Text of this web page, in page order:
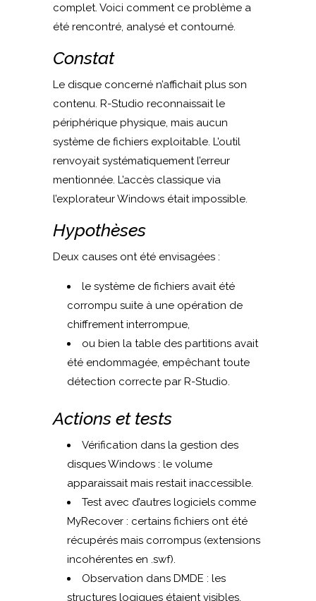
complet. Voici comment ce problème a
été rencontré, analysé et contourné.
Constat
Le disque concerné n’affichait plus son
contenu. R-Studio reconnaissait le
périphérique physique, mais aucun
système de fichiers exploitable. L’outil
renvoyait systématiquement l’erreur
mentionnée. L’accès classique via
l’explorateur Windows était impossible.
Hypothèses
Deux causes ont été envisagées :
le système de fichiers avait été
corrompu suite à une opération de
chiffrement interrompue,
ou bien la table des partitions avait
été endommagée, empêchant toute
détection correcte par R-Studio.
Actions et tests
Vérification dans la gestion des
disques Windows : le volume
apparaissait mais restait inaccessible.
Test avec d’autres logiciels comme
MyRecover : certains fichiers ont été
récupérés mais corrompus (extensions
incohérentes en .swf).
Observation dans DMDE : les
structures logiques étaient visibles,